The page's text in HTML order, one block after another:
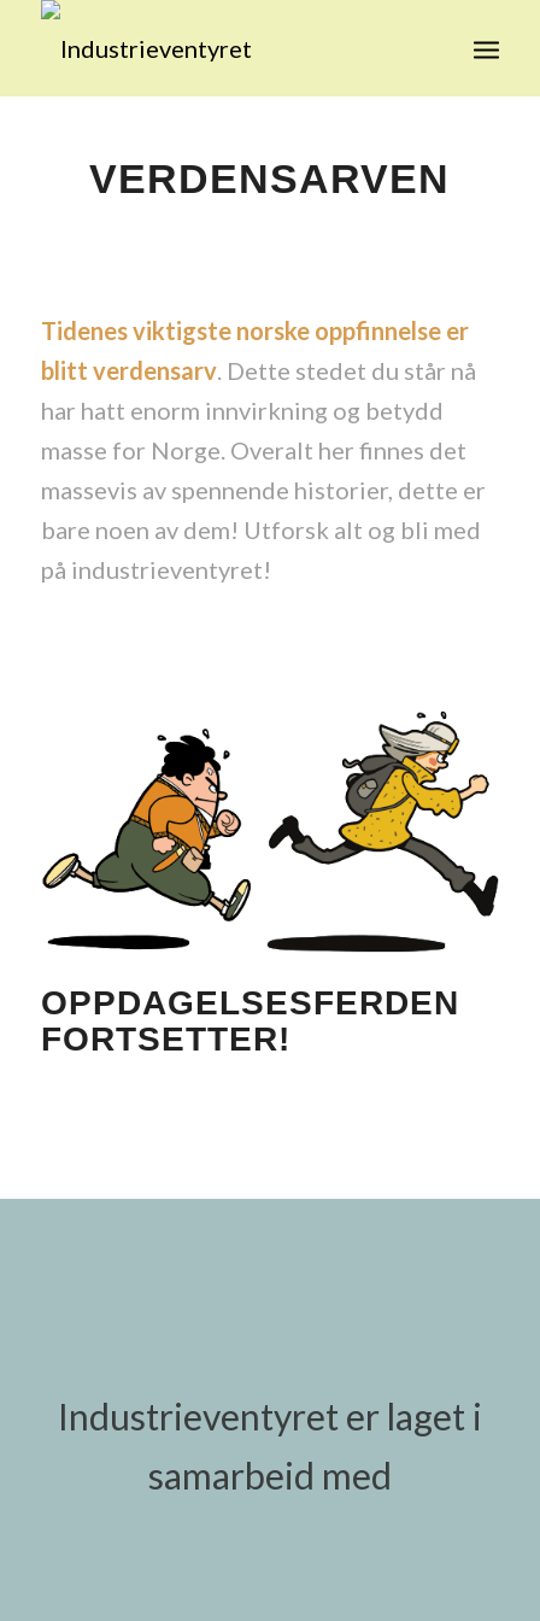
VERDENSARVEN
Tidenes viktigste norske oppfinnelse er
blitt verdensarv. Dette stedet du står nå
har hatt enorm innvirkning og betydd
masse for Norge. Overalt her finnes det
massevis av spennende historier, dette er
bare noen av dem! Utforsk alt og bli med
på industrieventyret!
OPPDAGELSESFERDEN
FORTSETTER!
Industrieventyret er laget i
samarbeid med